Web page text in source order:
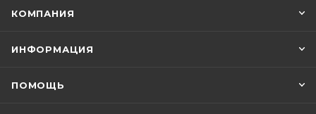
КОМПАНИЯ
ИНФОРМАЦИЯ
ПОМОЩЬ